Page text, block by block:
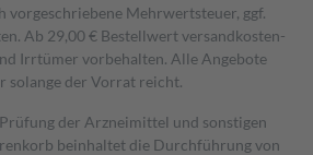
vorgeschriebene Mehrwertsteuer, ggf.
Ab 29,00 € Bestell­wert versand­kosten­
Irrtümer vorbehalten. Alle Angebote
solange der Vorrat reicht.
der Arzneimittel und sonstigen
beinhaltet die Durchführung von